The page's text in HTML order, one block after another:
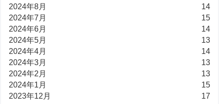
2024年8月
14
2024年7月
15
2024年6月
14
2024年5月
13
2024年4月
14
2024年3月
13
2024年2月
13
2024年1月
15
2023年12月
17